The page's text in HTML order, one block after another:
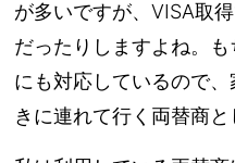
が多いですが、VISA取
だったりしますよね。
にも対応しているので
きに連れて行く両替商と